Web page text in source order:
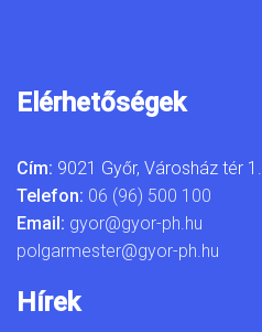
Elérhetőségek
Cím: 9021 Győr, Városház tér 1.
Telefon: 06 (96) 500 100
Email: gyor@gyor-ph.hu
polgarmester@gyor-ph.hu
Hírek